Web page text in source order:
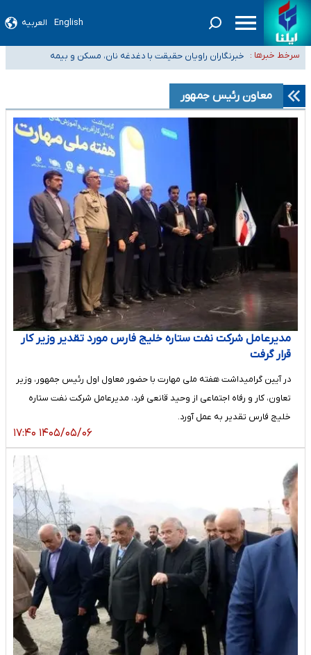
English العربیه
سرخط خبرها :
تعویق آزمون ورودی دکترای تخصصی فرماندهی صحنه عملیات و دکترای
تخصصی جغرافیای نظامی دافوس آجا
خبرنگاران راویان حقیقت با دغدغه نان، مسکن و بیمه
آخرین وضعیت شیوع عفونت‌های تنفسی در کشور/ خوزستان و
کرمان بالاتر از آستانه هشدار
هیچ پرستاری بازداشت یا اخراج نشده است/ از رئیس جمهور خواستیم ورود کند
ثبت‌نام بخش عمده دانش‌آموزان مدارس ایرانی امارات در کشور/ درباره محصلان
باقی‌مانده در دبی متناسب با شرایط جدید تصمیم‌گیری می‌شود
معاون رئیس جمهور
مدیرعامل شرکت نفت ستاره خلیج فارس مورد تقدیر وزیر کار
قرار گرفت
در آیین گرامیداشت هفته ملی مهارت با حضور معاول اول رئیس جمهور، وزیر
تعاون، کار و رفاه اجتماعی از وحید قانعی فرد، مدیرعامل شرکت نفت ستاره
خلیج فارس تقدیر به عمل آورد.
۱۴۰۵/۰۵/۰۶ ۱۷:۴۰